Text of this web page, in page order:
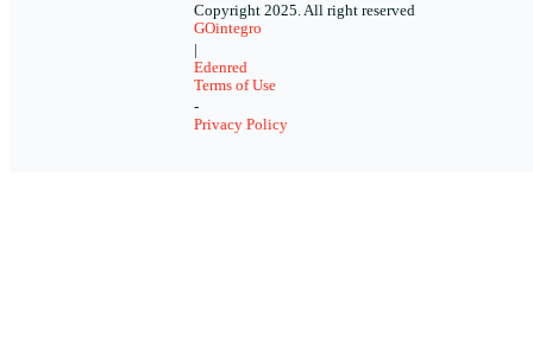
Copyright 2025. All right reserved
GOintegro
Edenred
Terms of Use
-
Privacy Policy